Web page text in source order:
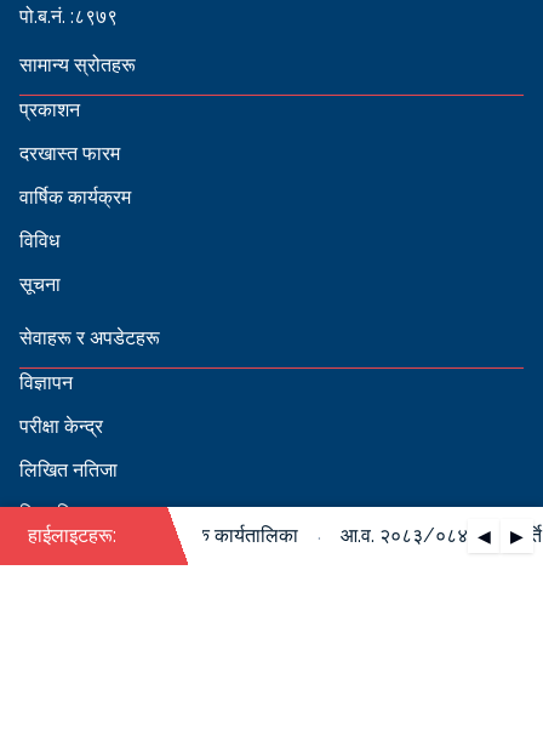
पो.ब.नं. :८९७९
सामान्य स्रोतहरू
प्रकाशन
दरखास्त फारम
वार्षिक कार्यक्रम
विविध
सूचना
सेवाहरू र अपडेटहरू
विज्ञापन
परीक्षा केन्द्र
लिखित नतिजा
सिफारिस
हाईलाइटहरू: ◀ ▶
पदपूर्ति सम्बन्धी वार्षिक कार्यतालिका आ.व. २०८३/०८४ को पदपूर्ति